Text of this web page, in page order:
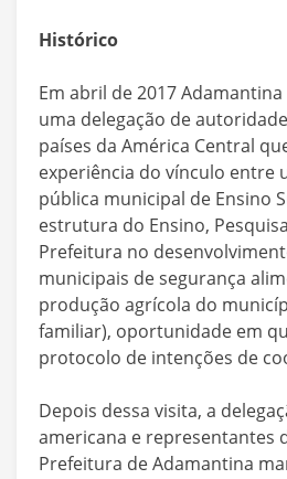
Histórico
Em abril de 2017
uma delegação de
países da América Central
experiência do vínculo entre
pública municipal de Ensino
estrutura do Ensino,
Prefeitura no
municipais de segurança
produção agrícola do
familiar), oportunidade em
protocolo de intenções de
Depois dessa visita, a
americana e representantes
Prefeitura de Adamantina